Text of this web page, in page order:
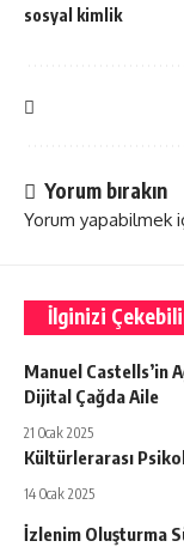
sosyal kimlik
Yorum bırakın
Yorum yapabilmek
İlginizi
Manuel Castells’in
Dijital Çağda Aile
21 Ocak 2025
Kültürlerarası
14 Ocak 2025
İzlenim Oluşturma